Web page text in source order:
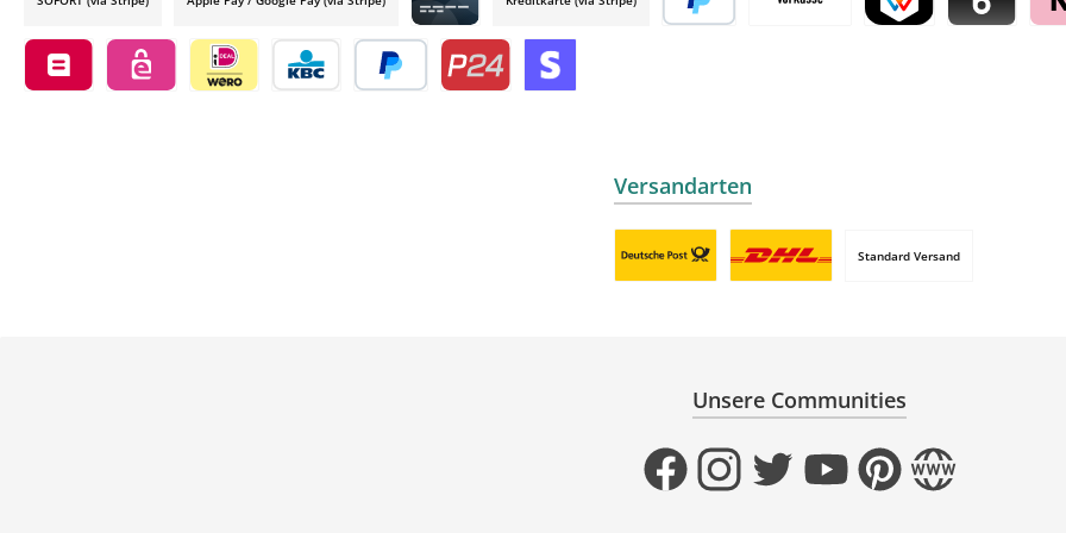
Credit card by mollie
Versandarten
Standard Versand
Unsere Communities
FacebookInstagramTwitterYouTubePinterestWebsite